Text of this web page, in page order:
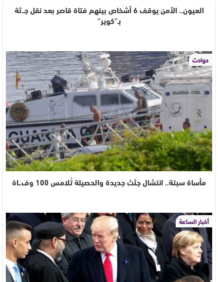
العيون.. الأمن يوقف 6 أشخاص بينهم فتاة قاصر بعد نقل جـ.ثة
بـ”كوير”
حوادث
مأساة سبتة.. انتشال جثث جديدة والحصيلة تُلامس 100 وف.ـاة
أخبار الساعة